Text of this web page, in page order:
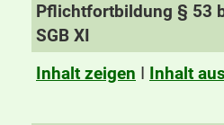
Pflichtfortbildung § 53
SGB XI
Inhalt zeigen I Inhalt